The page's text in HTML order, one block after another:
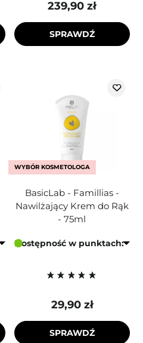
239,90 zł
SPRAWDŹ
WYBÓR KOSMETOLOGA
BasicLab - Famillias -
Nawilżający Krem do Rąk
- 75ml
Dostępność w punktach:
29,90 zł
SPRAWDŹ